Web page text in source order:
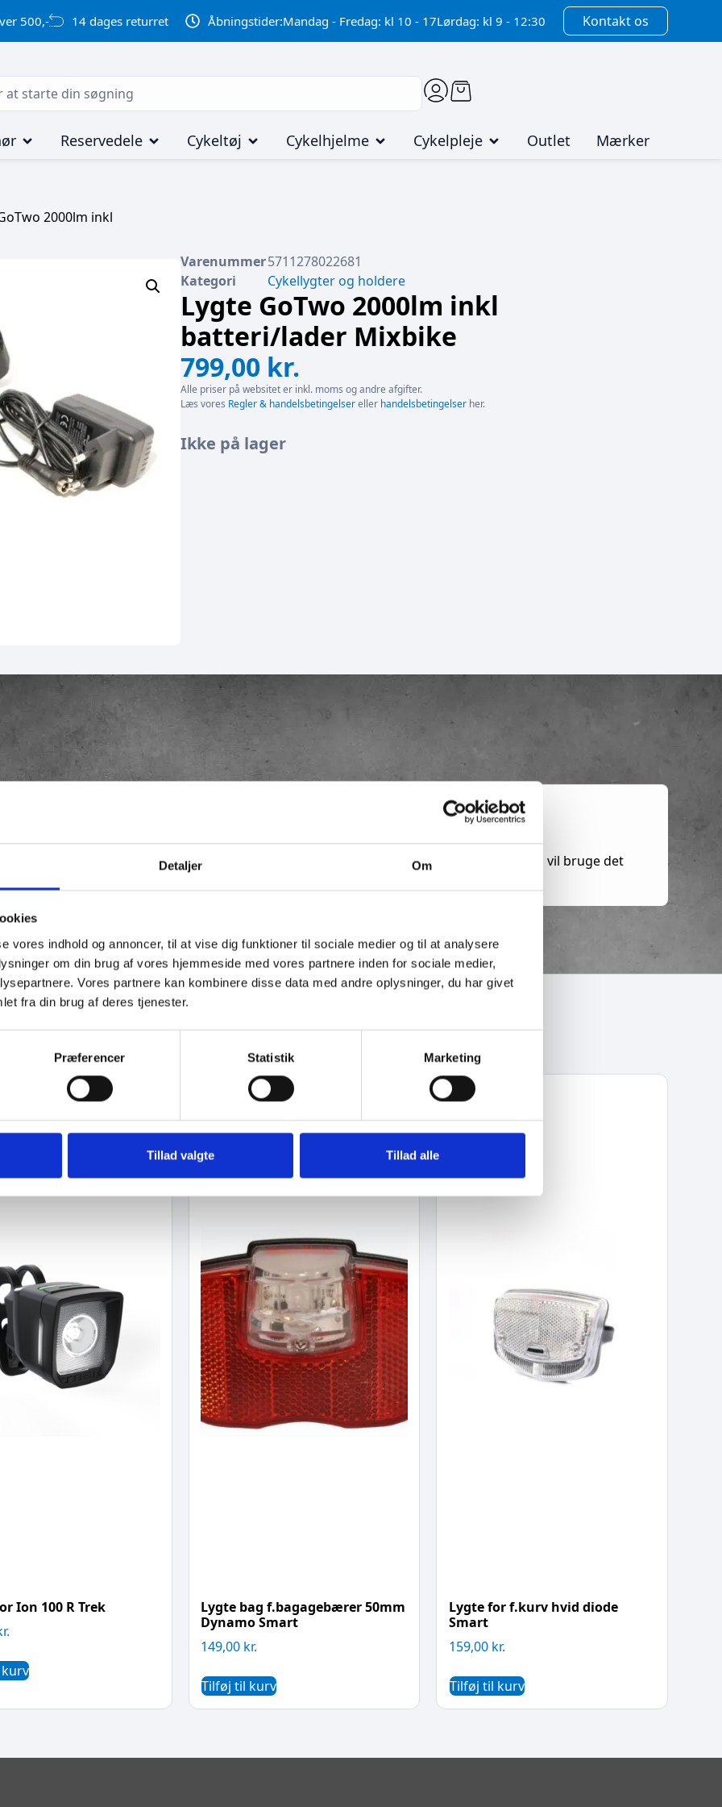
Detaljer Om
vores indhold og annoncer, til at vise dig funktioner til sociale medier og til at analysere
om din brug af vores hjemmeside med vores partnere inden for sociale medier,
Vores partnere kan kombinere disse data med andre oplysninger, du har givet
fra din brug af deres tjenester.
Præferencer Statistik Marketing
Tillad valgte Tillad alle
500,- 14 dages returret Åbningstider:Mandag - Fredag: kl 10 - 17Lørdag: kl 9 - 12:30 Kontakt os
Reservedele Cykeltøj Cykelhjelme Cykelpleje Outlet Mærker
2000lm inkl
Varenummer5711278022681
Kategori
Cykellygter og holdere
Lygte GoTwo 2000lm inkl
batteri/lader Mixbike
799,00 kr.
Alle priser på websitet er inkl. moms og andre afgifter.
Læs vores Regler & handelsbetingelsereller handelsbetingelser her.
Ikke på lager
Med de 4 forskellige lysfunktioner bør der være nok at vælge imellem, så du altid vil bruge det
lys funktion holder i op til 10 timer
Ion 100 R Trek
Lygte bag f.bagagebærer 50mm
Dynamo Smart
149,00 kr.
Tilføj til kurv
Lygte for f.kurv hvid diode
Smart
159,00 kr.
Tilføj til kurv